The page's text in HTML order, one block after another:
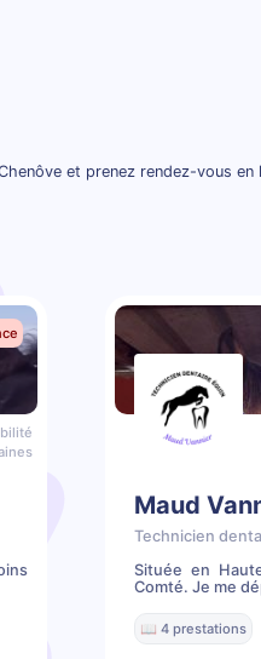
et prenez rendez-vous
Maud
Technicien
Située en
Comté. Je me
📖 4 prestations